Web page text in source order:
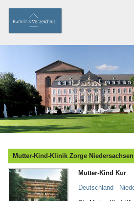
Mutter-Kind-Klinik Zorge
Mutter-Kind Kur
Deutschland -